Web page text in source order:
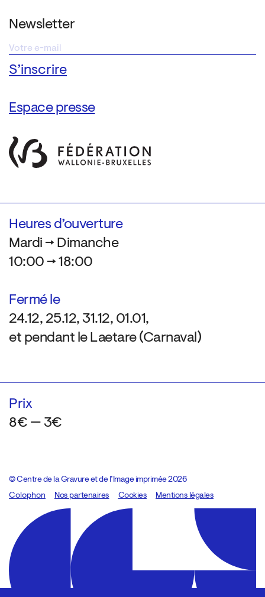
Newsletter
Espace presse
Heures d’ouverture
Mardi → Dimanche
10:00 → 18:00
Fermé le
24.12, 25.12, 31.12, 01.01,
et pendant le Laetare (Carnaval)
Prix
8€ — 3€
© Centre de la Gravure et de l’Image imprimée 2026
Colophon
Design:Marcel Kaczmarek, code:8080.studio
Nos partenaires Cookies Mentions légales